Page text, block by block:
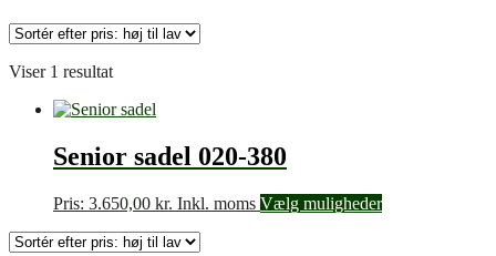
Viser 1 resultat
Senior sadel 020-380
Pris: 3.650,00 kr. Inkl. moms Vælg muligheder